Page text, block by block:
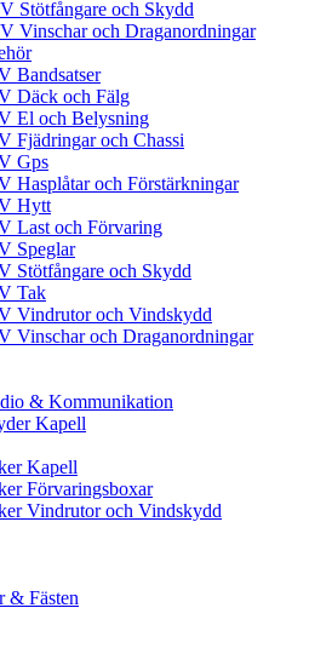
Stötfångare och Skydd
Vinschar och Draganordningar
Bandsatser
Däck och Fälg
El och Belysning
Fjädringar och Chassi
Gps
Hasplåtar och Förstärkningar
Hytt
Last och Förvaring
Speglar
Stötfångare och Skydd
Tak
Vindrutor och Vindskydd
Vinschar och Draganordningar
& Kommunikation
Kapell
Kapell
Förvaringsboxar
Vindrutor och Vindskydd
& Fästen